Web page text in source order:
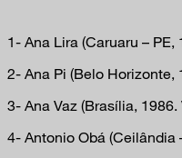
1- Ana Lira (Caruaru –
2- Ana Pi (Belo Horizonte,
3- Ana Vaz (Brasília,
4- Antonio Obá (Ceilândia